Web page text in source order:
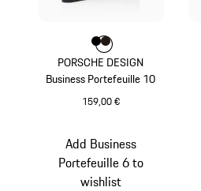
PORSCHE DESIGN
Business Portefeuille 10
159,00 €
Couleur
Couleur
Couleur
Add Business
Portefeuille 6 to
wishlist